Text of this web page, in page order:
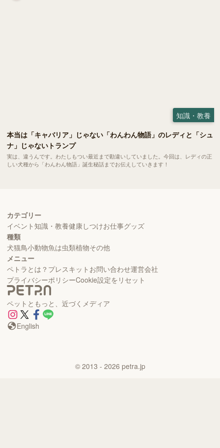
知識・教養
本当は「キャバリア」じゃない「わんわん物語」のレディと「シュ
ナ」じゃないトランプ
実は、違うんです。わたしもつい最近まで勘違いしていました。今回は、レディの正
しい犬種から「わんわん物語」誕生秘話までお伝えしていきます！
カテゴリー
イベント知識・教養健康しつけお仕事グッズ
種類
犬猫鳥小動物魚は虫類植物その他
メニュー
ペトラとは？ プレスキット お問い合わせ運営会社
プライバシーポリシーCookie設定をリセット
ペットともっと、近づくメディア
English
© 2013 - 2026 petra.jp